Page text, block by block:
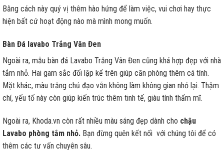
Bằng cách này quý vị thêm hào hứng để làm việc, vui chơi hay thực
hiện bất cứ hoạt động nào mà mình mong muốn.
Bàn Đá lavabo Trắng Vân Đen
Ngoài ra, mẫu bàn đá Lavabo Trắng Vân Đen cũng khá hợp đẹp với nhà
tắm nhỏ. Hai gam sắc đối lập kể trên giúp căn phòng thêm cá tính.
Mặt khác, màu trắng chủ đạo vẫn không làm không gian nhỏ lại. Thậm
chí, yếu tố này còn giúp kiến trúc thêm tinh tế, giàu tính thẩm mĩ.
Ngoài ra, Khoda.vn còn rất nhiều màu sáng đẹp dành cho chậu
Lavabo phòng tắm nhỏ. Bạn đừng quên kết nối với chúng tôi để có
thêm các tư vấn chuyên sâu.